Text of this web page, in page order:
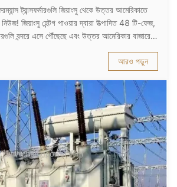
ট্রান্সফর্মারগুলি জিয়াংসু থেকে উত্তর আমেরিকাতে
জিয়াংসু হেন্টগ পাওয়ার দ্বারা উত্পাদিত 48 টি-ফেজ,
বন্দরে এসে পৌঁছেছে এবং উত্তর আমেরিকার বাজারে
আরও পড়ুন